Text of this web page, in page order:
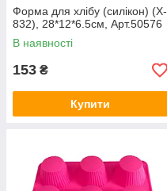
Форма для хлібу (силікон) (X-
832), 28*12*6.5см, Арт.50576
В наявності
153 ₴
Купити